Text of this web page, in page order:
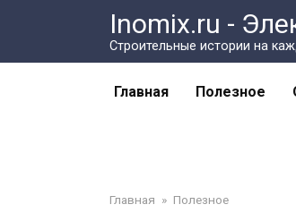
Inomix.ru -
Cтроительные истории на
Главная Полезное
Главная » Полезное